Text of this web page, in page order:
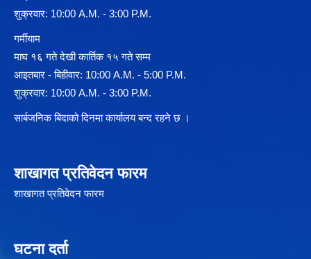
शुक्रवार: 10:00 A.M. - 3:00 P.M.
गर्मीयाम
माघ १६ गते देखी कार्तिक १५ गते सम्म
आइतबार - बिहीवार: 10:00 A.M. - 5:00 P.M.
शुक्रवार: 10:00 A.M. - 3:00 P.M.
सार्बजनिक बिदाको दिनमा कार्यालय बन्द रहने छ ।
शाखागत प्रतिवेदन फारम
शाखागत प्रतिवेदन फारम
घटना दर्ता